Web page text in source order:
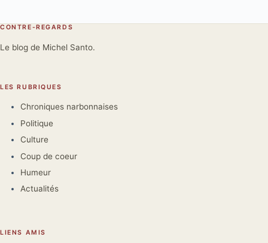
CONTRE-REGARDS
Le blog de Michel Santo.
LES RUBRIQUES
Chroniques narbonnaises
Politique
Culture
Coup de coeur
Humeur
Actualités
LIENS AMIS